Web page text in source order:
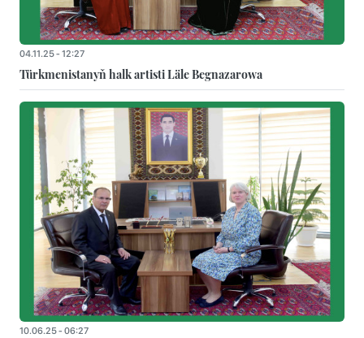
04.11.25 - 12:27
Türkmenistanyň halk artisti Läle Begnazarowa
10.06.25 - 06:27